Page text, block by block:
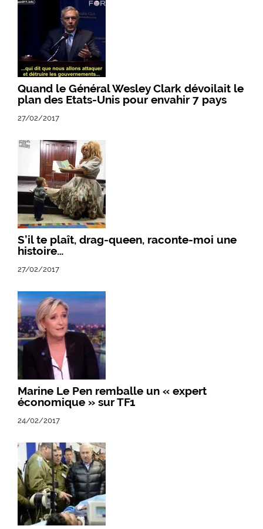
Quand le Général Wesley Clark dévoilait le
plan des Etats-Unis pour envahir 7 pays
27/02/2017
S’il te plaît, drag-queen, raconte-moi une
histoire…
27/02/2017
Marine Le Pen remballe un « expert
économique » sur TF1
24/02/2017